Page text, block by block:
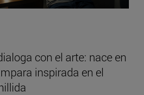
con el arte: nace en
inspirada en el